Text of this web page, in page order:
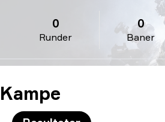
Runder
0
Baner
0
Kampe